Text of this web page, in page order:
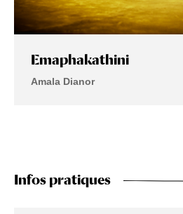
Emaphakathini
Amala Dianor
Infos pratiques